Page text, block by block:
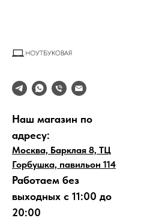
Наш магазин по
адресу:
Москва, Барклая 8, ТЦ
Горбушка, павильон 114
Работаем без
выходных с 11:00 до
20:00